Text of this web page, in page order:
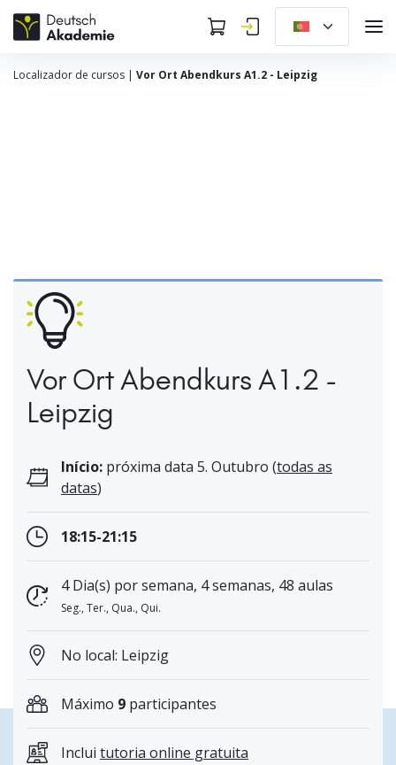
Localizador de cursos | Vor Ort Abendkurs A1.2 - Leipzig
Vor Ort Abendkurs A1.2 -
Leipzig
Início: próxima data 5. Outubro (todas as
datas)
18:15-21:15
4 Dia(s) por semana, 4 semanas, 48 aulas
Seg., Ter., Qua., Qui.
No local: Leipzig
Máximo 9 participantes
Inclui tutoria online gratuita